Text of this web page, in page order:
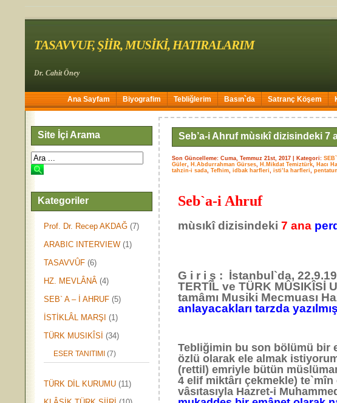
TASAVVUF, ŞİİR, MUSİKİ, HATIRALARIM
Dr. Cahit Öney
Ana Sayfam Biyografim Tebliğlerim Basın`da Satranç Köşem
Site İçi Arama
Kategoriler
Prof. Dr. Recep AKDAĞ (7)
ARABIC INTERVIEW (1)
TASAVVÛF (6)
HZ. MEVLÂNÂ (4)
SEB` A – İ AHRUF (5)
İSTİKLÂL MARŞI (1)
TÜRK MUSIKÎSİ (34)
ESER TANITIMI (7)
TÜRK DİL KURUMU (11)
Seb’a-i Ahruf mùsıkî dizisindeki 7
Son Güncelleme: Cuma, Temmuz 21st, 2017 | Kategori:
Güler, H.Abdurrahman Gürses, H.Mikdat Temiztürk, Hacı
tahzin-i sada,Tefhim,idbak harfleri,isti’la harfleri,
Seb`a-i Ahruf
mùsıkî dizisindeki7 ana
G i r i ş : İstanbul`da,
TERTÎL ve TÜRK MÛSIKÎSİ
tamâmı Musiki Mecmuası
anlayacakları tarzda
Tebliğimin bu son bölümü bir
özlü olarak ele almak
(rettil) emriyle bütün
4 elif miktârı çekmekle)
vâsıtasıyla Hazret-i